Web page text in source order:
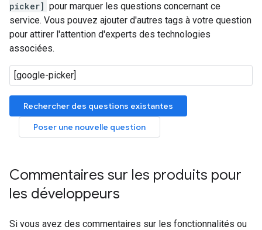
picker] pour marquer les questions concernant ce
service. Vous pouvez ajouter d'autres tags à votre question
pour attirer l'attention d'experts des technologies
associées.
Rechercher des questions existantes
Poser une nouvelle question
Commentaires sur les produits pour
les développeurs
Si vous avez des commentaires sur les fonctionnalités ou